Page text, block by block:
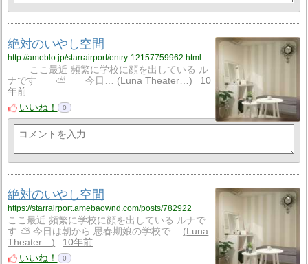
絶対のいやし空間
http://ameblo.jp/starrairport/entry-12157759962.html
ここ最近 頻繁に学校に顔を出している ル
ナです ⛅️ 今日…
Luna Theater…
10
年前
いいね！
0
絶対のいやし空間
https://starrairport.amebaownd.com/posts/782922
ここ最近 頻繁に学校に顔を出している ルナで
す ⛅️ 今日は朝から 思春期娘の学校で…
Luna
Theater…
10年前
いいね！
0